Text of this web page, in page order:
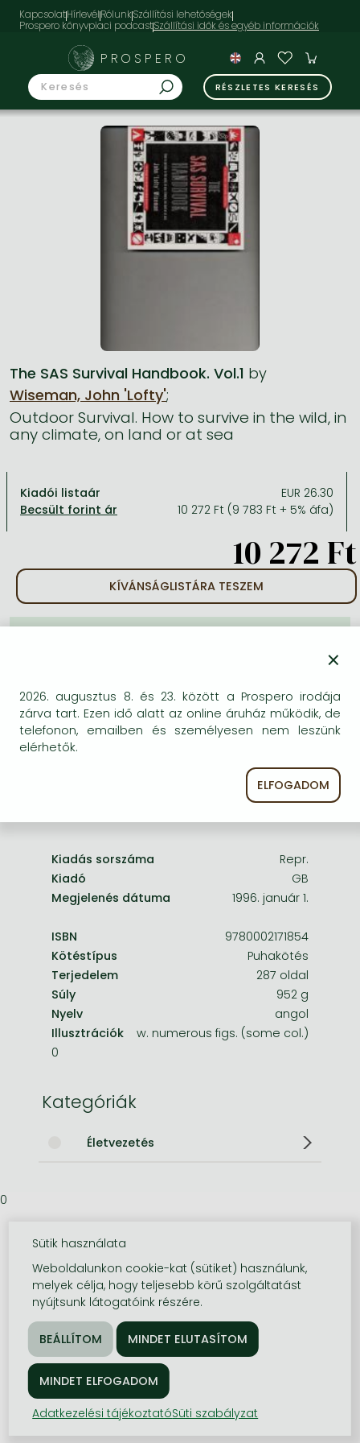
KapcsolatHírlevélRólunkSzállítási lehetőségek
Prospero könyvpiaci podcast
Minden készletes könyv
Képregény, manga
Fantasy
Romantika
Képregény, manga
Krimi, bűnügyi, thriller
Irodalom
Romantika
One Piece manga
Vagabond manga
Stephen King könyvek
Frieren manga
Bleach manga
Krasznahorkai László könyvek
Kertész Imre könyvek angolul és németül
Szabó Magda könyvek angolul és németül
David Szalay könyvek
Tóth Krisztina könyvek angolul és németül
Nádas Péter könyvek angolul és németül
Művészetek
Család, gyermeknevelés, egészség
Hobbi, szabadidő
Ezotéria
Utazás
Bessel van der Kolk könyvek
Számítástechnika, információs technológia
Gazdaság, üzlet
Humán tudományok
Orvostudomány, állatorvostudomány és gyógyszerészet
Általános kézikönyvek, enciklopédiák
Vallás
Richard Dawkins könyvek
PROSPERO
RÉSZLETES KERESÉS
The SAS Survival Handbook. Vol.1 by
Wiseman, John 'Lofty';
Outdoor Survival. How to survive in the wild, in
any climate, on land or at sea
Kiadói listaár
EUR 26.30
10 272 Ft (9 783 Ft + 5% áfa)
10 272 Ft
KÍVÁNSÁGLISTÁRA TESZEM
kiadás.
Kiadás sorszáma
Repr.
Kiadó
GB
Megjelenés dátuma
1996. január 1.
ISBN
9780002171854
Kötéstípus
Puhakötés
Terjedelem
287 oldal
Súly
952 g
Nyelv
angol
Illusztrációk
w. numerous figs. (some col.)
0
Kategóriák
Életvezetés
0
×
2026. augusztus 8. és 23. között a Prospero irodája
zárva tart. Ezen idő alatt az online áruház működik, de
telefonon, emailben és személyesen nem leszünk
elérhetők.
ELFOGADOM
Sütik használata
Weboldalunkon cookie-kat (sütiket) használunk,
melyek célja, hogy teljesebb körű szolgáltatást
nyújtsunk látogatóink részére.
Adatkezelési tájékoztatóSüti szabályzat